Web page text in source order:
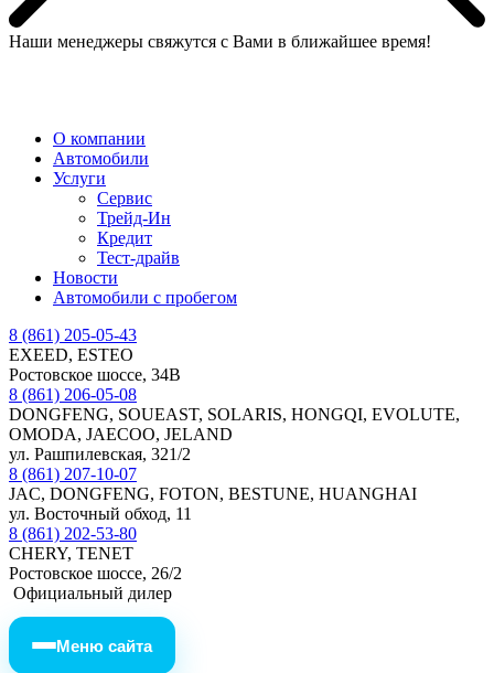
Наши менеджеры свяжутся с Вами в ближайшее время!
О компании
Автомобили
Услуги
Сервис
Трейд-Ин
Кредит
Тест-драйв
Новости
Автомобили с пробегом
8 (861) 205-05-43
EXEED, ESTEO
Ростовское шоссе, 34В
8 (861) 206-05-08
DONGFENG, SOUEAST, SOLARIS, HONGQI, EVOLUTE,
OMODA, JAECOO, JELAND
ул. Рашпилевская, 321/2
8 (861) 207-10-07
JAC, DONGFENG, FOTON, BESTUNE, HUANGHAI
ул. Восточный обход, 11
8 (861) 202-53-80
CHERY, TENET
Ростовское шоссе, 26/2
Официальный дилер
Меню сайта